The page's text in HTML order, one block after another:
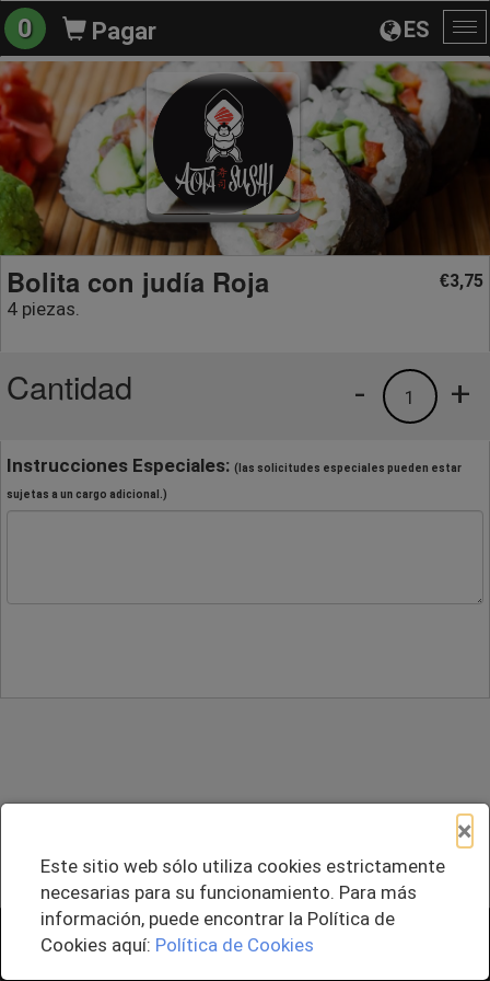
ES
0 Pagar
Bolita con judía Roja
4 piezas.
€3,75
Cantidad +
1
-
Instrucciones Especiales: (las solicitudes especiales pueden estar
sujetas a un cargo adicional.)
+ Agregar al Pedido
×
Este sitio web sólo utiliza cookies estrictamente
necesarias para su funcionamiento. Para más
información, puede encontrar la Política de
Cookies aquí: Política de Cookies